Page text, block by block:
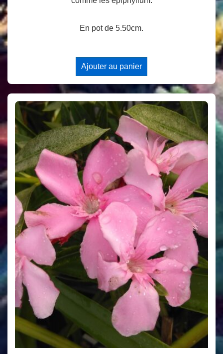
En pot de 5.50cm.
Ajouter au panier